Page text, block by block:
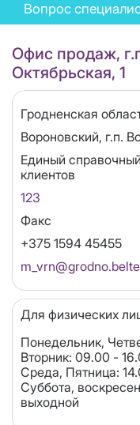
Вопрос
Офис продаж,
Октябрьская, 1
Область
Гродненская
Адрес
Вороновский, г.п.
Единый
клиентов
123
Факс
+375 1594 45455
Email
Для физических
Понедельник,
Вторник: 09.00 -
Среда, Пятница:
Суббота,
выходной